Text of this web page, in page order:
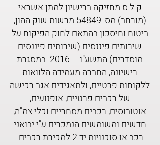
ק.ל.ס מחזיקה ברישיון למתן אשראי
(מורחב) מס' 54849 מרשות שוק ההון,
ביטוח וחיסכון בהתאם לחוק הפיקוח על
שירותים פיננסים (שירותים פיננסים
מוסדרים) התשע"ו – 2016. במסגרת
רישיונה, החברה מעמידה הלוואות
ללקוחות פרטיים, ולתאגידים אגב רכישה
של רכבים פרטיים, אופנועים,
אוטובוסים, רכבים מסחריים וכלי צמ"ה,
חדשים ומשומשים הנמכרים ע"י יבואני
רכב או סוכנויות יד 2 למכירת רכבים.